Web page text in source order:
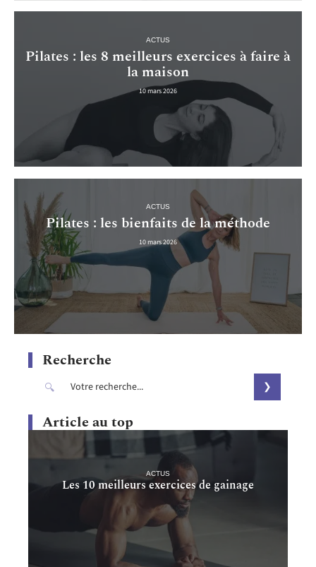
ACTUS
Pilates : les 8 meilleurs exercices à faire à
la maison
10 mars 2026
ACTUS
Pilates : les bienfaits de la méthode
10 mars 2026
Recherche
Article au top
ACTUS
Les 10 meilleurs exercices de gainage